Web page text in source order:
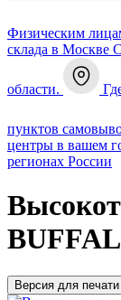
Физическим
склада в Москве
области.
пунктов
центры в вашем
регионах России
Версия для печати